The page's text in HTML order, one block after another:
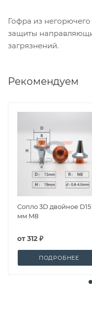
Гофра из
защиты
загрязнений.
Рекомендуем
Сопло 3D двойное D15
мм M8
от312 ₽
ПОДРОБНЕЕ